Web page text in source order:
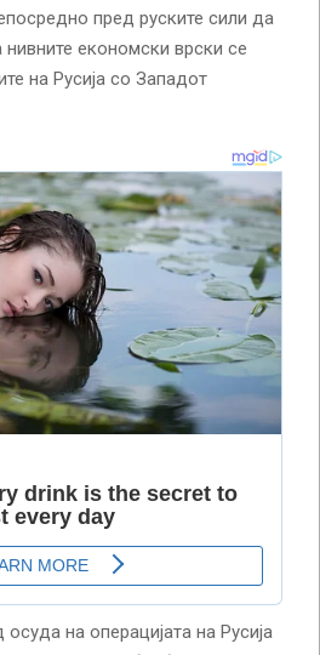
пред руските сили да
нивните економски врски се
на Русија со Западот
на операцијата на Русија